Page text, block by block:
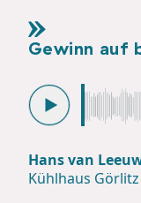
Gewinn auf
Hans van
Kühlhaus Görlitz